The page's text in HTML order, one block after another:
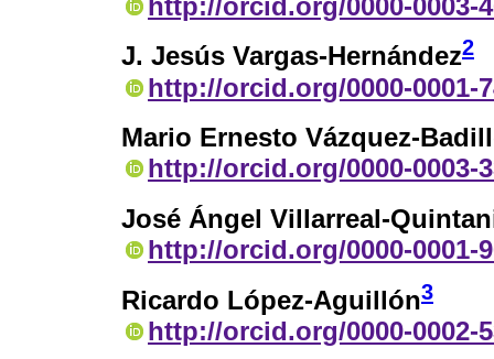
J. Jesús Vargas-Hernández2
http://orcid.org/0000-0001-
Mario Ernesto Vázquez-
http://orcid.org/0000-0003-
José Ángel Villarreal-
http://orcid.org/0000-0001-
Ricardo López-Aguillón3
http://orcid.org/0000-0002-